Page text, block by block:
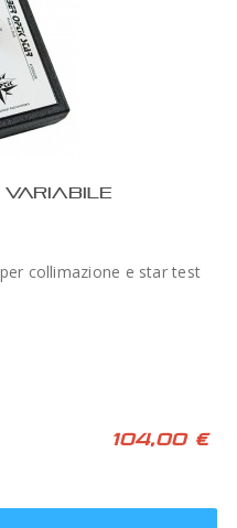
collimazione e star test
104,00 €